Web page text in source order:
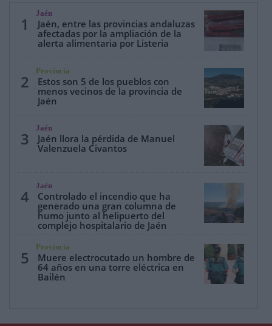
1
Jaén
Jaén, entre las provincias andaluzas
afectadas por la ampliación de la
alerta alimentaria por Listeria
2
Provincia
Estos son 5 de los pueblos con
menos vecinos de la provincia de
Jaén
3
Jaén
Jaén llora la pérdida de Manuel
Valenzuela Civantos
4
Jaén
Controlado el incendio que ha
generado una gran columna de
humo junto al helipuerto del
complejo hospitalario de Jaén
5
Provincia
Muere electrocutado un hombre de
64 años en una torre eléctrica en
Bailén